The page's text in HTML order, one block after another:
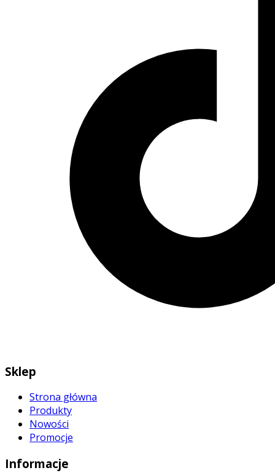
Sklep
Strona główna
Produkty
Nowości
Promocje
Informacje